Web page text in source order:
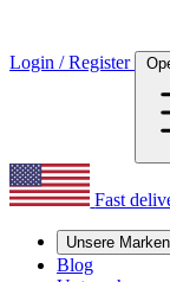
Login / Register
Fast
Unsere Marken
Blog